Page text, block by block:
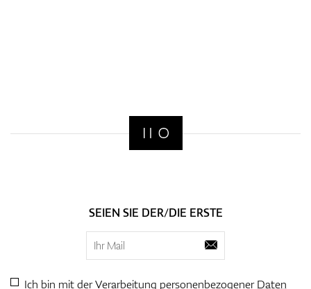
SEIEN SIE DER/DIE ERSTE
Ich bin mit der Verarbeitung personenbezogenerDaten